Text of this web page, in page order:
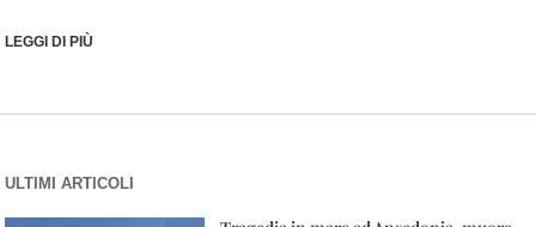
LEGGI DI PIÙ
ULTIMI ARTICOLI